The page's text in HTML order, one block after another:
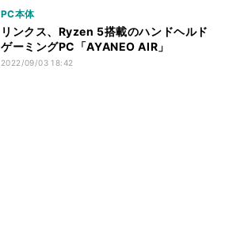
PC本体
リンクス、Ryzen 5搭載のハンドヘルド
ゲーミングPC「AYANEO AIR」
2022/09/03 18:42